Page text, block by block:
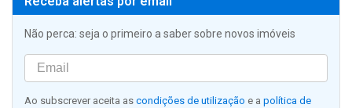
Não perca: seja o primeiro a saber sobre novos imóveis
Ao subscrever aceita as condições de utilização e a política de